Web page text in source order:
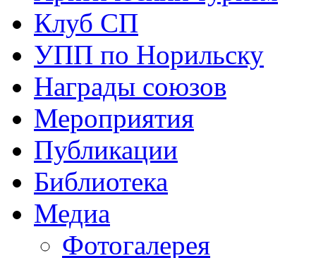
Клуб СП
УПП по Норильску
Награды союзов
Мероприятия
Публикации
Библиотека
Медиа
Фотогалерея